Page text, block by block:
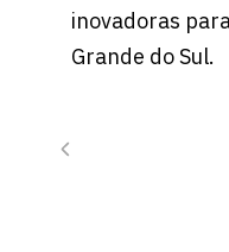
inovadoras
Grande do Sul.